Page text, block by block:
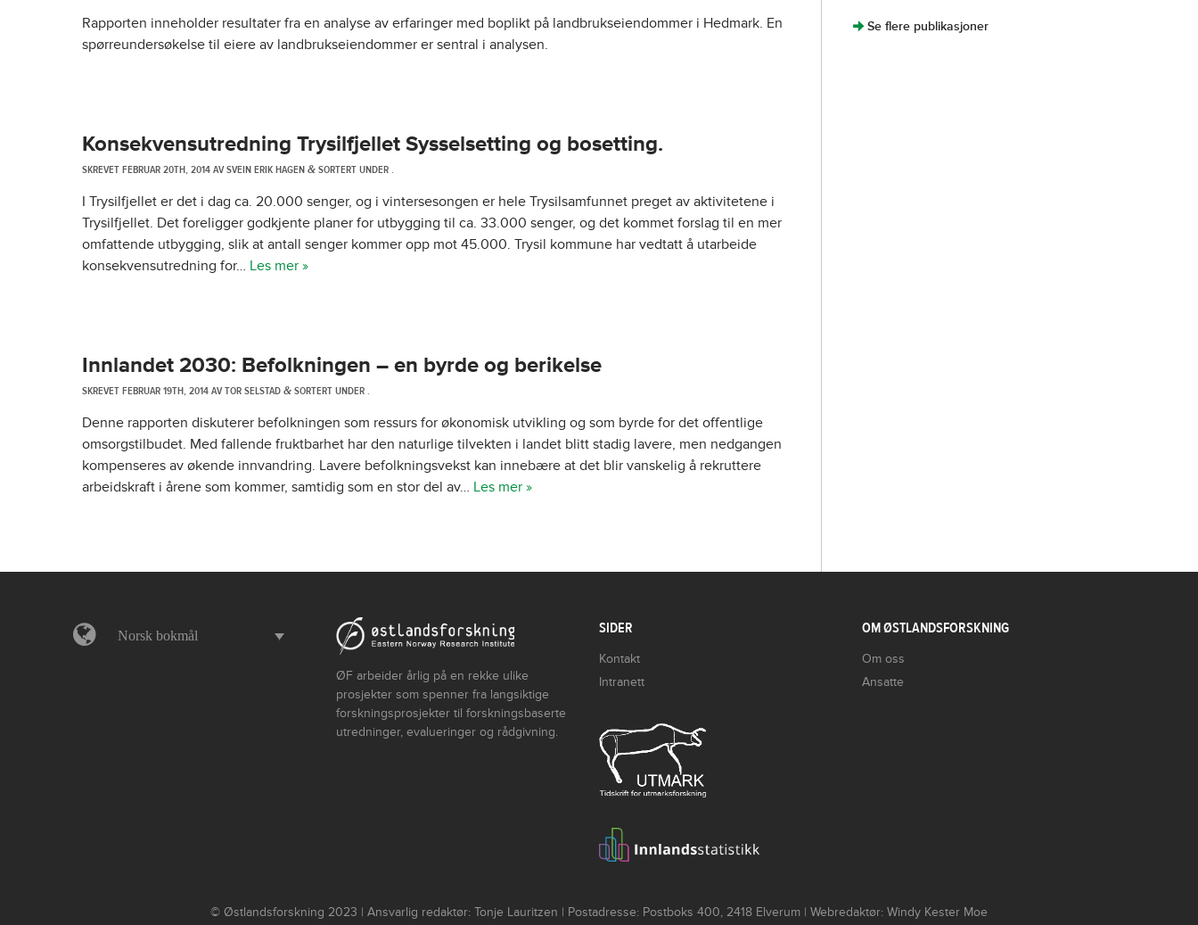
Rapporten inneholder resultater fra en analyse av erfaringer med boplikt på landbrukseiendommer i Hedmark. En
spørreundersøkelse til eiere av landbrukseiendommer er sentral i analysen.
Konsekvensutredning Trysilfjellet Sysselsetting og bosetting.
SKREVETFEBRUAR 20TH, 2014AVSVEIN ERIK HAGEN & SORTERT UNDER .
I Trysilfjellet er det i dag ca. 20.000 senger, og i vintersesongen er hele Trysilsamfunnet preget av aktivitetene i
Trysilfjellet. Det foreligger godkjente planer for utbygging til ca. 33.000 senger, og det kommet forslag til en mer
omfattende utbygging, slik at antall senger kommer opp mot 45.000. Trysil kommune har vedtatt å utarbeide
konsekvensutredning for… Les mer »
Innlandet 2030: Befolkningen – en byrde og berikelse
SKREVETFEBRUAR 19TH, 2014AVTOR SELSTAD & SORTERT UNDER .
Denne rapporten diskuterer befolkningen som ressurs for økonomisk utvikling og som byrde for det offentlige
omsorgstilbudet. Med fallende fruktbarhet har den naturlige tilvekten i landet blitt stadig lavere, men nedgangen
kompenseres av økende innvandring. Lavere befolkningsvekst kan innebære at det blir vanskelig å rekruttere
arbeidskraft i årene som kommer, samtidig som en stor del av… Les mer »
]Se flere publikasjoner
Norsk bokmål
ØF arbeider årlig på en rekke ulike
prosjekter som spenner fra langsiktige
forskningsprosjekter til forskningsbaserte
utredninger, evalueringer og rådgivning.
SIDER
Kontakt
Intranett
OM ØSTLANDSFORSKNING
Om oss
Ansatte
© Østlandsforskning 2023 | Ansvarlig redaktør: Tonje Lauritzen | Postadresse: Postboks 400, 2418 Elverum | Webredaktør: Windy Kester Moe